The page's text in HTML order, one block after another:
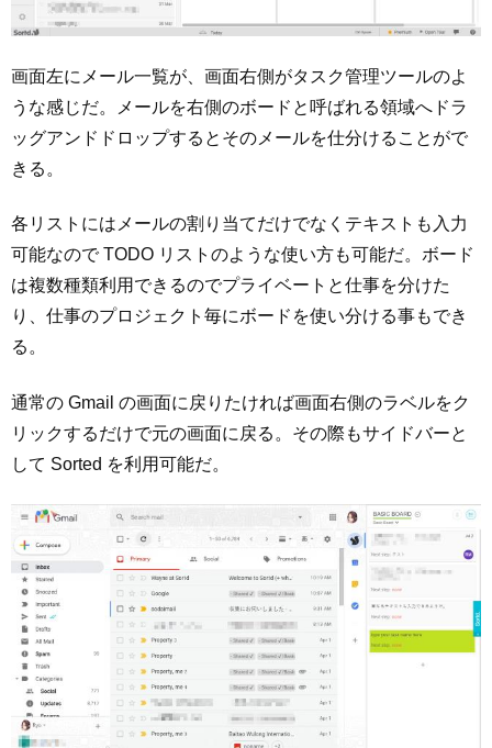
画面左にメール一覧が、画面右側がタスク管理ツールのよ
うな感じだ。メールを右側のボードと呼ばれる領域へドラ
ッグアンドドロップするとそのメールを仕分けることがで
きる。
各リストにはメールの割り当てだけでなくテキストも入力
可能なので TODO リストのような使い方も可能だ。ボード
は複数種類利用できるのでプライベートと仕事を分けた
り、仕事のプロジェクト毎にボードを使い分ける事もでき
る。
通常の Gmail の画面に戻りたければ画面右側のラベルをク
リックするだけで元の画面に戻る。その際もサイドバーと
して Sorted を利用可能だ。